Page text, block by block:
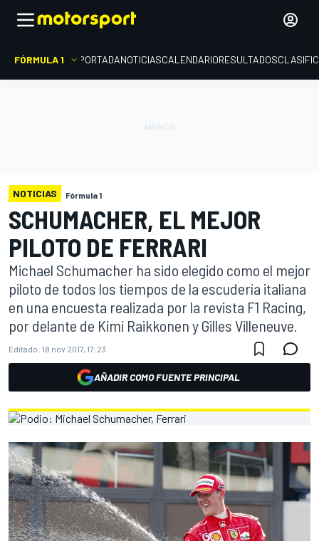
FÓRMULA 1 PORTADANOTICIASCALENDARIORESULTADOS
NOTICIAS Fórmula 1
SCHUMACHER, EL MEJOR
PILOTO DE FERRARI
Michael Schumacher ha sido elegido como el mejor
piloto de todos los tiempos de la escudería italiana
en una encuesta realizada por la revista F1 Racing,
por delante de Kimi Raikkonen y Gilles Villeneuve.
Editado: 18 nov 2017, 17:23
AÑADIR COMO FUENTE PRINCIPAL